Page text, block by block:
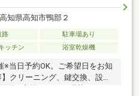
高知県高知市鴨部２
路
駐車場あり
ッチン 浴室乾燥機
当日予約OK。ご希望日をお知
クリーニング、鍵交換、設備
備の交換、クロス張替えなど